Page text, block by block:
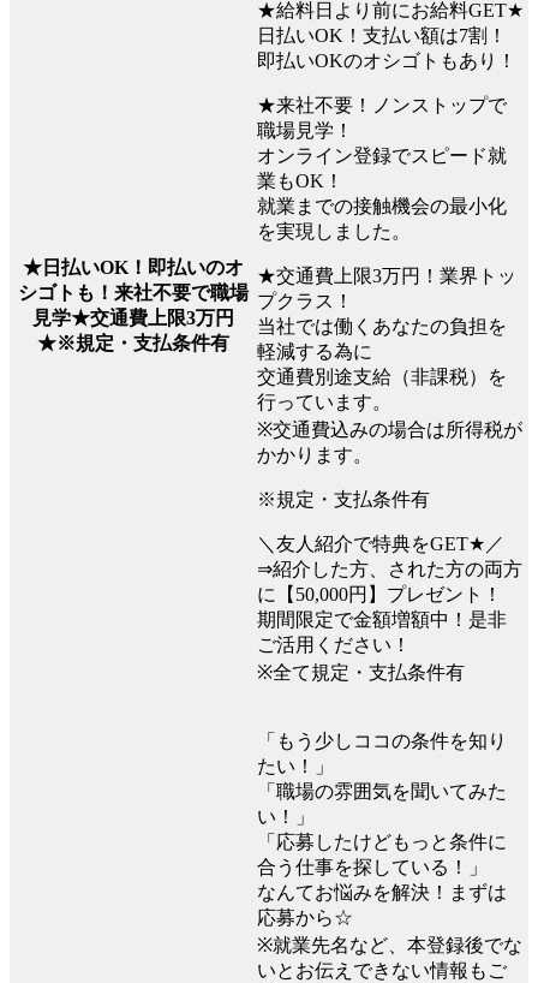
★日払いOK！即払いのオ
シゴトも！来社不要で職場
見学★交通費上限3万円
★※規定・支払条件有
★給料日より前にお給料GET★
日払いOK！支払い額は7割！
即払いOKのオシゴトもあり！
★来社不要！ノンストップで
職場見学！
オンライン登録でスピード就
業もOK！
就業までの接触機会の最小化
を実現しました。
★交通費上限3万円！業界トッ
プクラス！
当社では働くあなたの負担を
軽減する為に
交通費別途支給（非課税）を
行っています。
※交通費込みの場合は所得税が
かかります。
※規定・支払条件有
＼友人紹介で特典をGET★／
⇒紹介した方、された方の両方
に【50,000円】プレゼント！
期間限定で金額増額中！是非
ご活用ください！
※全て規定・支払条件有
「もう少しココの条件を知り
たい！」
「職場の雰囲気を聞いてみた
い！」
「応募したけどもっと条件に
合う仕事を探している！」
なんてお悩みを解決！まずは
応募から☆
※就業先名など、本登録後でな
いとお伝えできない情報もご